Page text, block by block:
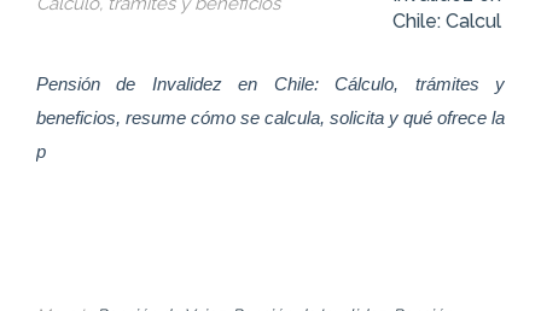
Chile: Calcul
Pensión de Invalidez en Chile: Cálculo, trámites y
beneficios, resume cómo se calcula, solicita y qué ofrece la
p